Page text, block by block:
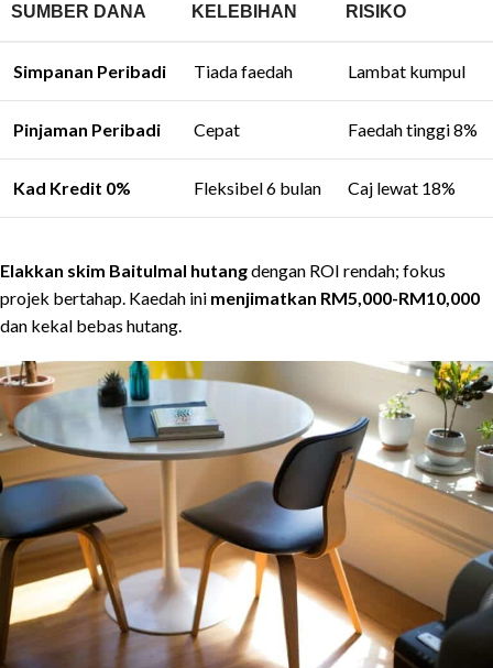
SUMBER DANA KELEBIHAN RISIKO
Simpanan Peribadi Tiada faedah Lambat kumpul
Pinjaman Peribadi Cepat Faedah tinggi 8%
Kad Kredit 0% Fleksibel 6 bulan Caj lewat 18%
Elakkan skim Baitulmal hutangdengan ROI rendah; fokus
projek bertahap. Kaedah ini menjimatkan RM5,000-RM10,000
dan kekal bebas hutang.